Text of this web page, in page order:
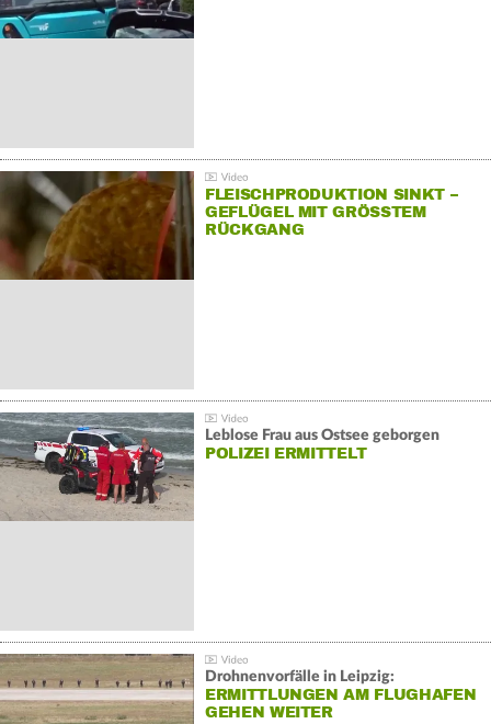
FLEISCHPRODUKTION SINKT –
GEFLÜGEL MIT GRÖSSTEM R
ÜCKGANG
Leblose Frau aus Ostsee geborgen
POLIZEI ERMITTELT
Drohnenvorfälle in Leipzig:
ERMITTLUNGEN AM FLUGHAFEN
GEHEN WEITER